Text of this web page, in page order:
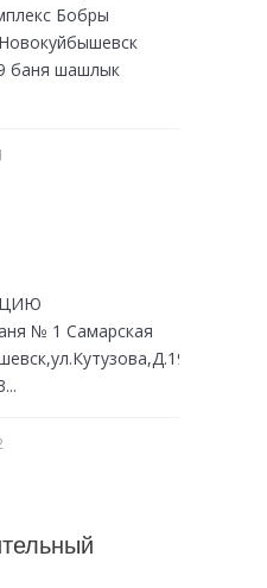
Бобры
баня шашлык
№ 1 Самарская